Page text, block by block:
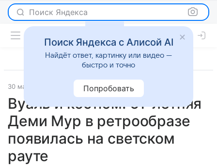
Поиск Яндекса
30 мая 2024 Светская жизнь
Вуаль и костюм: 61-летняя
Деми Мур в ретрообразе
появилась на светском
рауте
Поиск Яндекса с Алисой AI
Найдёт ответ, картинку или видео —
быстро и точно
Попробовать